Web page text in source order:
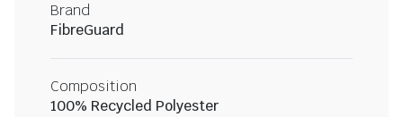
Brand
FibreGuard
Composition
100% Recycled Polyester